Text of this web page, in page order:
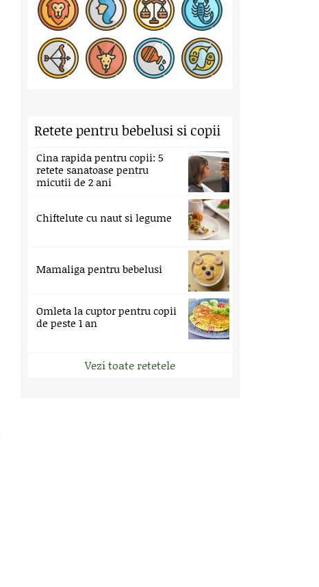
Retete pentru bebelusi si copii
Cina rapida pentru copii: 5
retete sanatoase pentru
micutii de 2 ani
Chiftelute cu naut si legume
Mamaliga pentru bebelusi
Omleta la cuptor pentru copii
de peste 1 an
Vezi toate retetele